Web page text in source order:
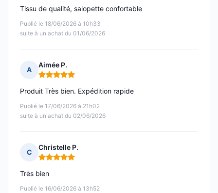
Publié le 18/06/2026 à 10h33
suite à un achat du 01/06/2026
Tissu de qualité, salopette confortable
A
Aimée P.
Note : 5 sur 5
Publié le 17/06/2026 à 21h02
suite à un achat du 02/06/2026
Produit Très bien. Expédition rapide
C
Christelle P.
Note : 5 sur 5
Publié le 16/06/2026 à 13h52
Très bien